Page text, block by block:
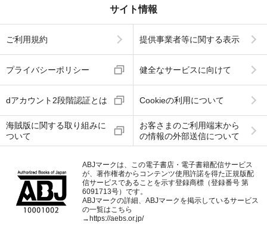
サイト情報
ご利用規約 提供事業者等に関する表示
プライバシーポリシー 健全なサービスに向けて
dアカウント2段階認証とは Cookieの利用について
海賊版に関する取り組みに
ついて
お客さまのご利用端末から
の情報の外部送信について
ABJマークは、この電子書店・電子書籍配信サービス
が、著作権者からコンテンツ使用許諾を得た正規版配
信サービスであることを示す登録商標（登録番号 第
6091713号）です。
ABJマークの詳細、ABJマークを掲示しているサービス
の一覧はこちら
→ https://aebs.or.jp/